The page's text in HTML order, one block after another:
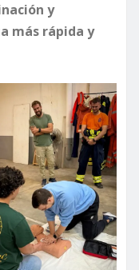
y
más rápida y